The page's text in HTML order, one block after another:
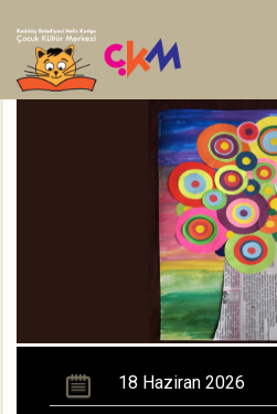
18 Haziran 2026